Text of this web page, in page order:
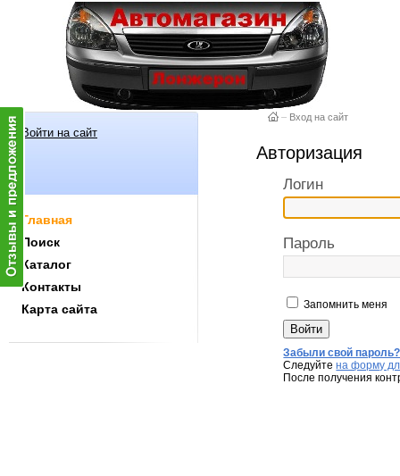
Войти на сайт
Главная
Поиск
Каталог
Контакты
Карта сайта
– Вход на сайт
Авторизация
Логин
Пароль
Запомнить меня
Забыли свой пароль?
Следуйтена форму
После получения